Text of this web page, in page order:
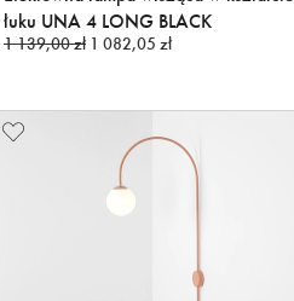
łuku UNA 4 LONG BLACK
1 139,00 zł 1 082,05 zł